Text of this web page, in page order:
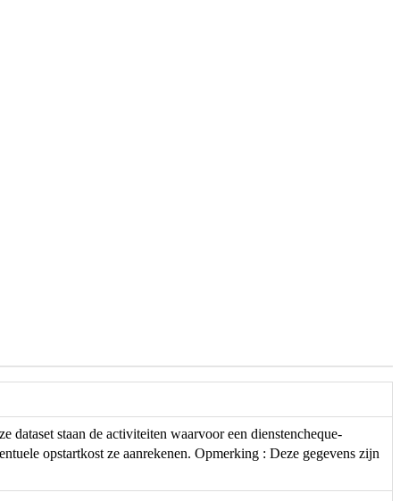
dataset staan de activiteiten waarvoor een dienstencheque-
opstartkost ze aanrekenen. Opmerking : Deze gegevens zijn